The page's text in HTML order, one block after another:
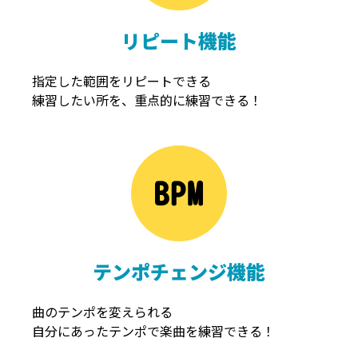
リピート機能
指定した範囲をリピートできる
練習したい所を、重点的に練習できる！
テンポチェンジ機能
曲のテンポを変えられる
自分にあったテンポで楽曲を練習できる！